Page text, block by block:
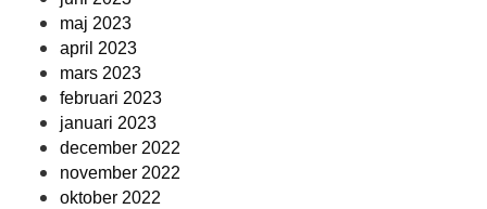
maj 2023
april 2023
mars 2023
februari 2023
januari 2023
december 2022
november 2022
oktober 2022